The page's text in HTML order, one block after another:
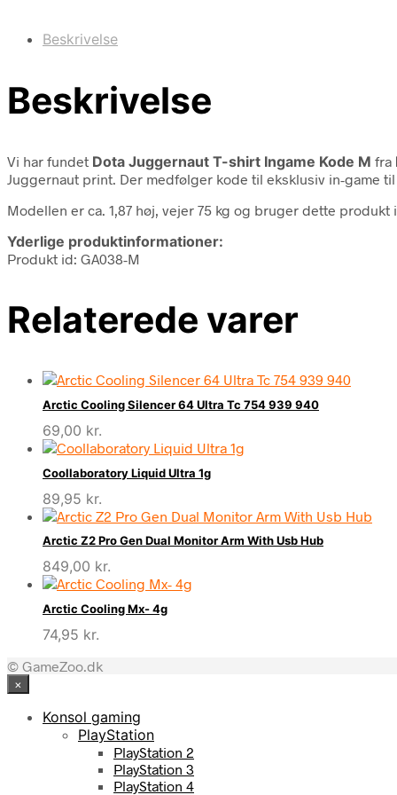
Beskrivelse
Beskrivelse
Vi har fundet Dota Juggernaut T-shirt Ingame Kode M fra
Juggernaut print. Der medfølger kode til eksklusiv in-game til
Modellen er ca. 1,87 høj, vejer 75 kg og bruger dette produkt
Yderlige produktinformationer:
Produkt id: GA038-M
Relaterede varer
Arctic Cooling Silencer 64 Ultra Tc 754 939 940
69,00 kr.
Coollaboratory Liquid Ultra 1g
89,95 kr.
Arctic Z2 Pro Gen Dual Monitor Arm With Usb Hub
849,00 kr.
Arctic Cooling Mx- 4g
74,95 kr.
© GameZoo.dk
×
Konsol gaming
PlayStation
PlayStation 2
PlayStation 3
PlayStation 4